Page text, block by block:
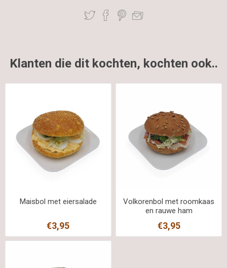
Klanten die dit kochten, kochten ook..
Maisbol met eiersalade
€3,95
Volkorenbol met roomkaas
en rauwe ham
€3,95